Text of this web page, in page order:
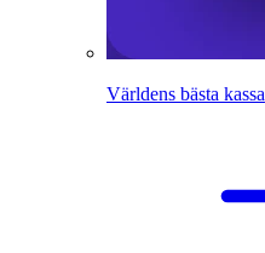
Världens bästa kassa